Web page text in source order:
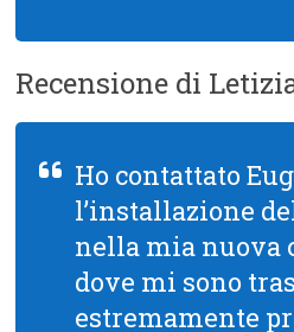
Recensione di
Ho contattato
l’installazione
nella mia nuova
dove mi sono
estremamente